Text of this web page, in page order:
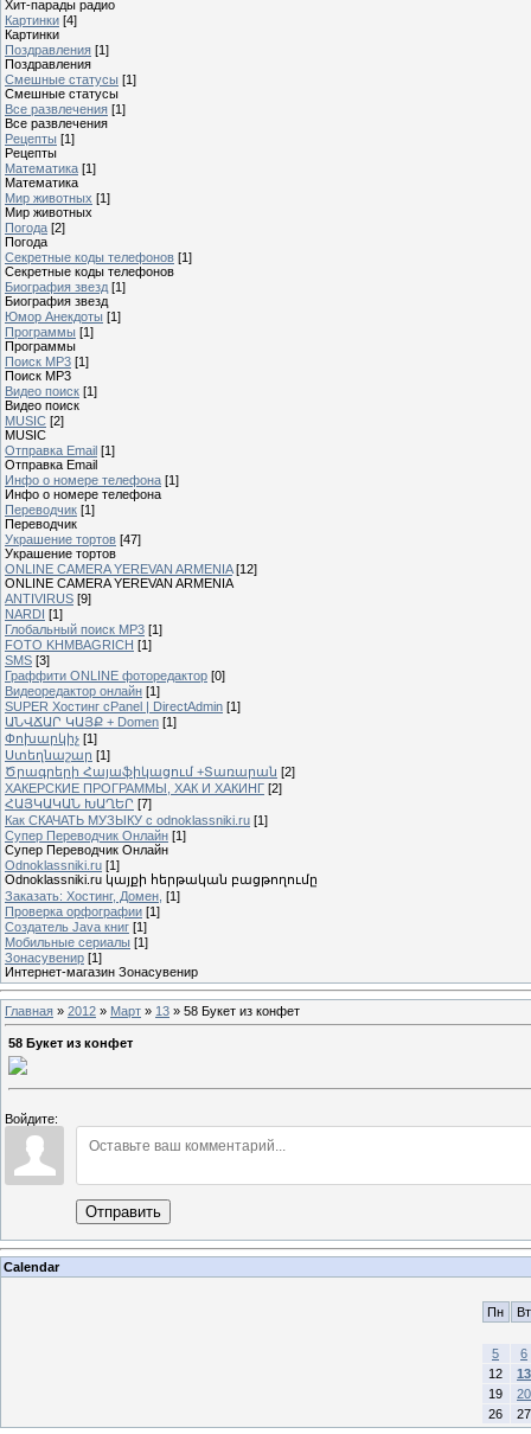
Хит-парады радио
Картинки [4]
Картинки
Поздравления [1]
Поздравления
Смешные статусы [1]
Смешные статусы
Все развлечения [1]
Все развлечения
Рецепты [1]
Рецепты
Математика [1]
Математика
Мир животных [1]
Мир животных
Погода [2]
Погода
Секретные коды телефонов [1]
Секретные коды телефонов
Биография звезд [1]
Биография звезд
Юмор Анекдоты [1]
Программы [1]
Программы
Поиск MP3 [1]
Поиск MP3
Видео поиск [1]
Видео поиск
MUSIC [2]
MUSIC
Отправка Email [1]
Отправка Email
Инфо о номере телефона [1]
Инфо о номере телефона
Переводчик [1]
Переводчик
Украшение тортов [47]
Украшение тортов
ONLINE CAMERA YEREVAN ARMENIA [12]
ONLINE CAMERA YEREVAN ARMENIA
ANTIVIRUS [9]
NARDI [1]
Глобальный поиск MP3 [1]
FOTO KHMBAGRICH [1]
SMS [3]
Граффити ONLINE фоторедактор [0]
Видеоредактор онлайн [1]
SUPER Xостинг cPanel | DirectAdmin [1]
ԱՆՎՃԱՐ ԿԱՅՔ + Domen [1]
Փոխարկիչ [1]
Ստեղնաշար [1]
Ծրագրերի Հայաֆիկացում +Տառարան [2]
ХАКЕРСКИЕ ПРОГРАММЫ, ХАК И ХАКИНГ [2]
ՀԱՅԿԱԿԱՆ ԽԱՂԵՐ [7]
Как СКАЧАТЬ МУЗЫКУ с odnoklassniki.ru [1]
Cупер Переводчик Oнлайн [1]
Cупер Переводчик Oнлайн
Odnoklassniki.ru [1]
Odnoklassniki.ru կայքի հերթական բացթողումը
Заказать: Хостинг, Домен, [1]
Проверка орфографии [1]
Создатель Java книг [1]
Мобильные сериалы [1]
Зонасувенир [1]
Интернет-магазин Зонасувенир
Главная » 2012 » Март » 13 » 58 Букет из конфет
58 Букет из конфет
Войдите:
Отправить
Calendar
Пн Вт
5
6
12
13
19
20
26
27